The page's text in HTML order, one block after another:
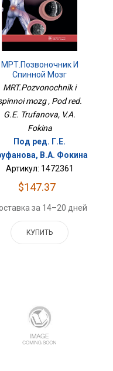
МРТ.Позвоночник И
Спинной Мозг
MRT.Pozvonochnik i
mozg , Pod red.
G.E. Trufanova, V.A.
Fokina
Под ред. Г.Е.
В.А. Фокина
Артикул: 1472361
$147.37
за 14–20 дней
КУПИТЬ